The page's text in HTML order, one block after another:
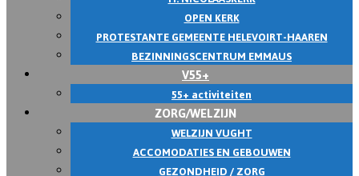
OPEN KERK
PROTESTANTE GEMEENTE HELEVOIRT-HAAREN
BEZINNINGSCENTRUM EMMAUS
V55+
55+ activiteiten
ZORG/WELZIJN
WELZIJN VUGHT
ACCOMODATIES EN GEBOUWEN
GEZONDHEID / ZORG